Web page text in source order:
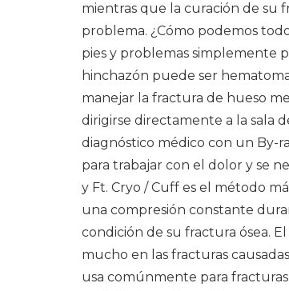
mientras que la curación de su
problema. ¿Cómo podemos
pies y problemas simplemente
hinchazón puede ser
manejar la fractura de hueso
dirigirse directamente a la sala
diagnóstico médico con un By-
para trabajar con el dolor y se
y Ft. Cryo / Cuff es el método
una compresión constante
condición de su fractura ósea.
mucho en las fracturas
usa comúnmente para